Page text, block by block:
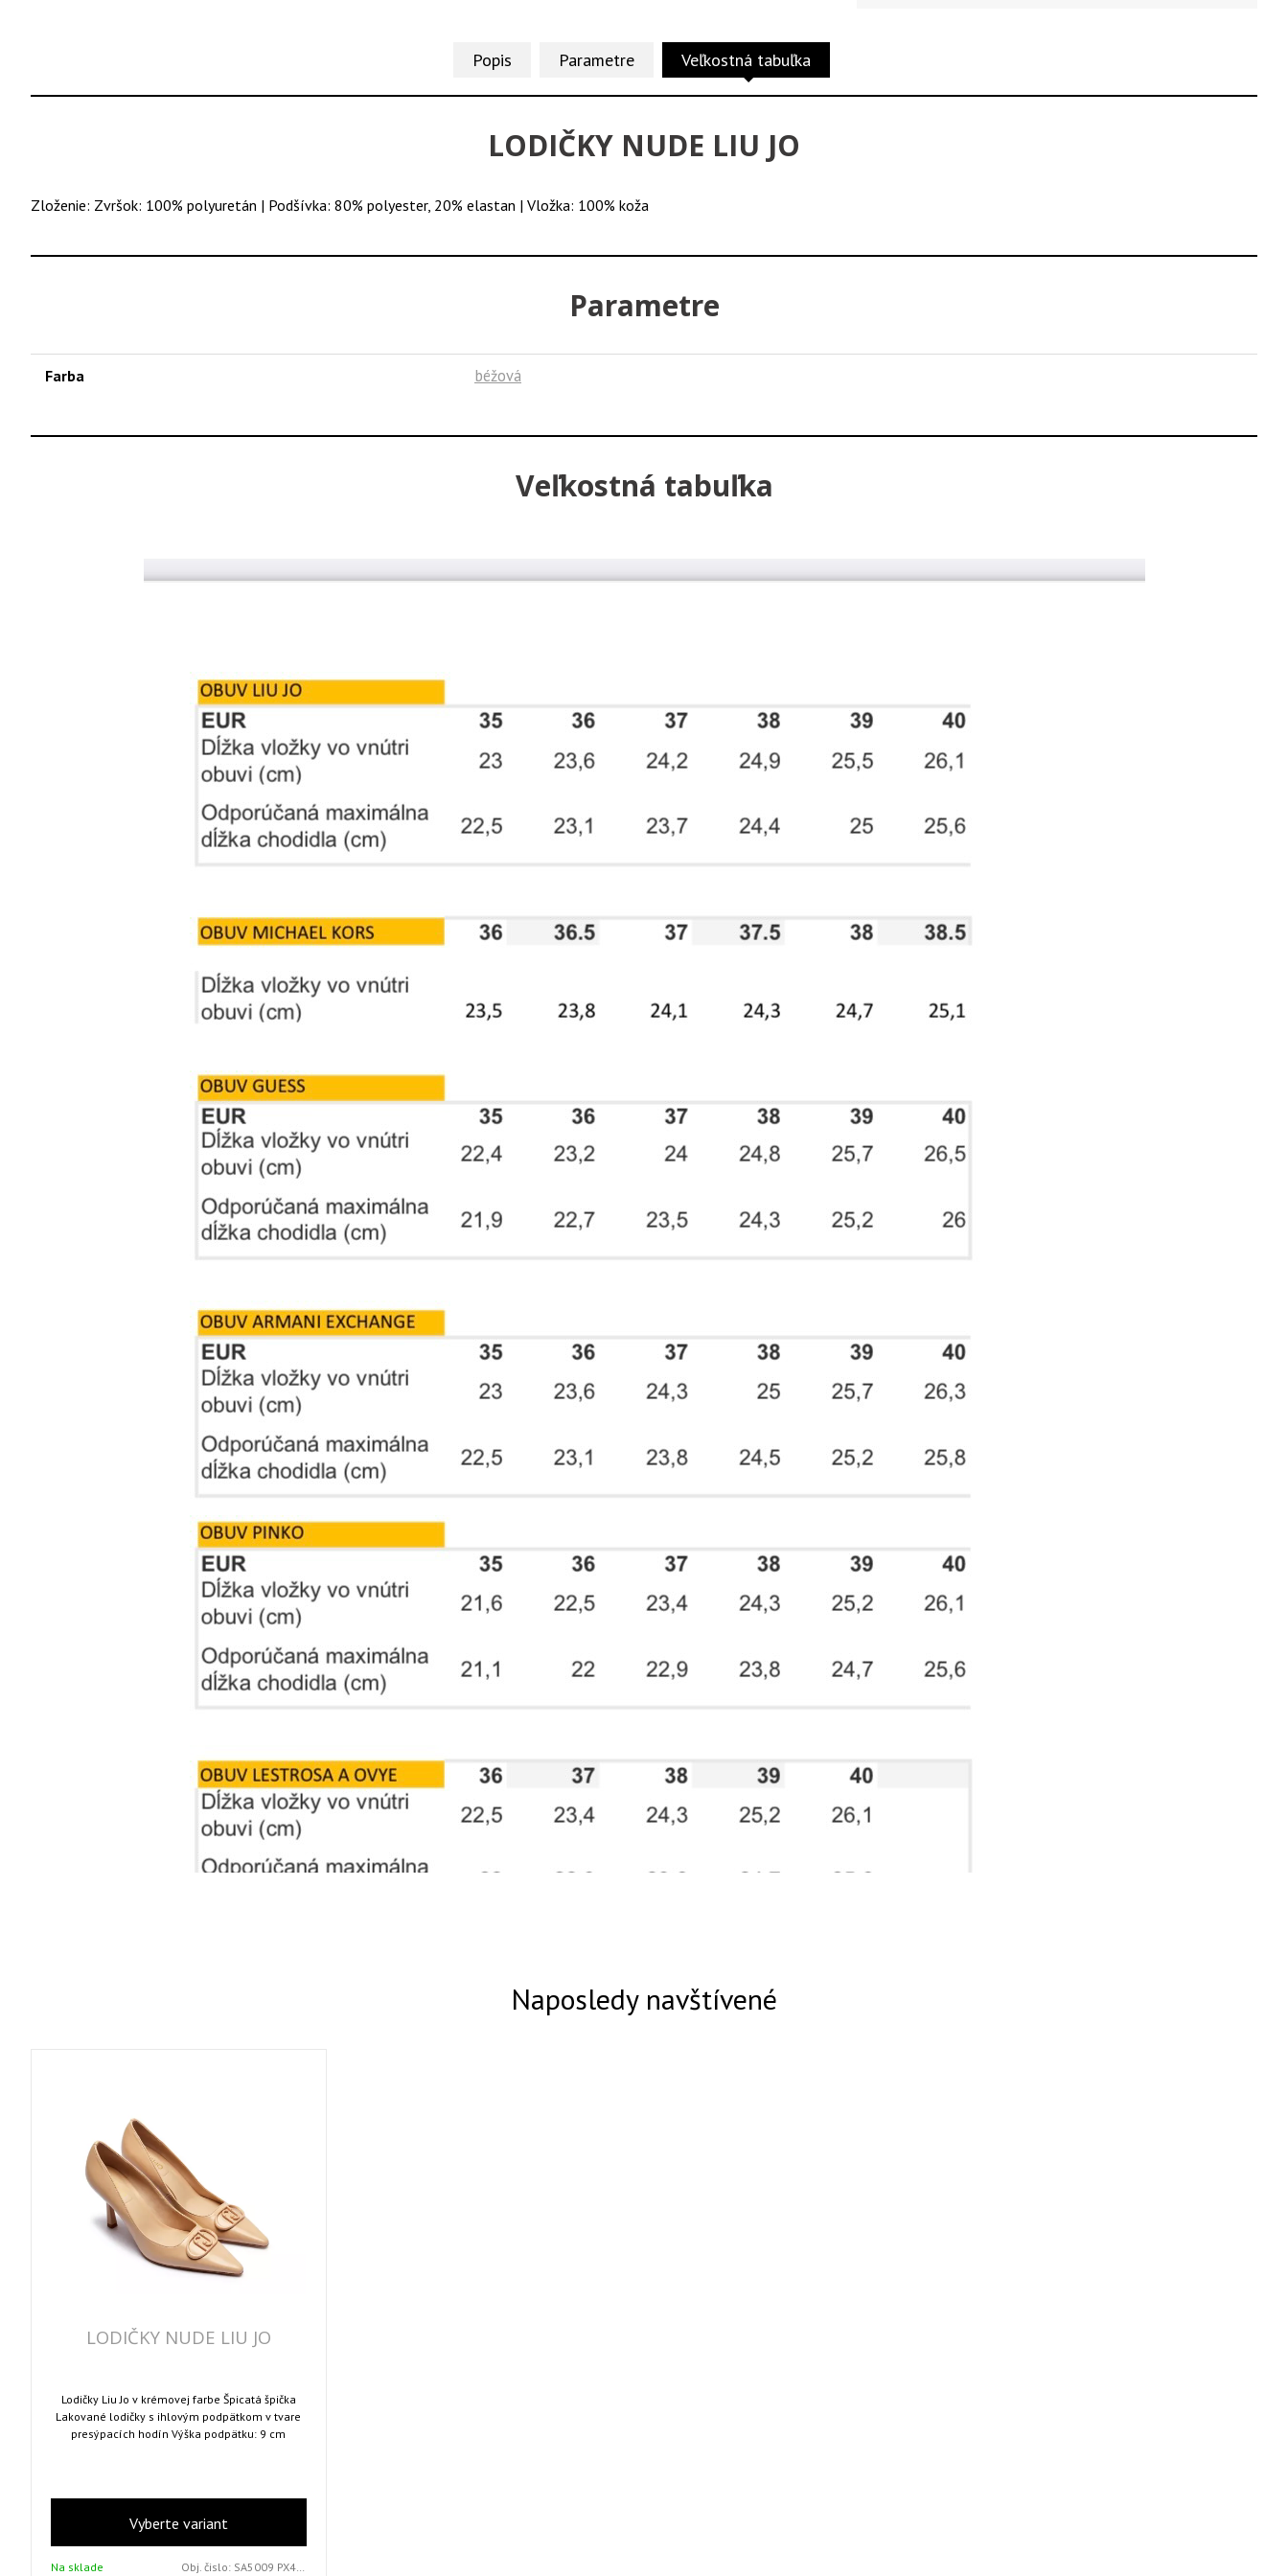
Popis Parametre Veľkostná tabuľka
LODIČKY NUDE LIU JO
Zloženie: Zvršok: 100% polyuretán | Podšívka: 80% polyester, 20% elastan | Vložka: 100% koža
Parametre
Farba béžová
Veľkostná tabuľka
Naposledy navštívené
LODIČKY NUDE LIU JO
Lodičky Liu Jo v krémovej farbe Špicatá špička
Lakované lodičky s ihlovým podpätkom v tvare
presýpacích hodín Výška podpätku: 9 cm
Vyberte variant
Na sklade Obj. čislo: SA5009 PX46000005 39